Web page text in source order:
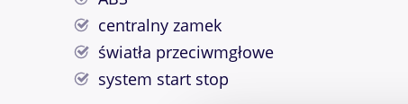
centralny zamek
światła przeciwmgłowe
system start stop